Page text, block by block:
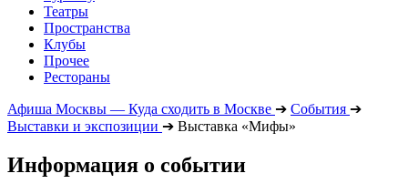
Театры
Пространства
Клубы
Прочее
Рестораны
Афиша Москвы — Куда сходить в Москве ➔ События ➔
Выставки и экспозиции ➔ Выставка «Мифы»
Информация о событии